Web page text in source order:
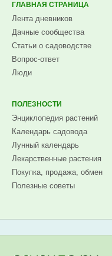
ГЛАВНАЯ СТРАНИЦА
Лента дневников
Дачные сообщества
Статьи о садоводстве
Вопрос-ответ
Люди
ПОЛЕЗНОСТИ
Энциклопедия растений
Календарь садовода
Лунный календарь
Лекарственные растения
Покупка, продажа, обмен
Полезные советы